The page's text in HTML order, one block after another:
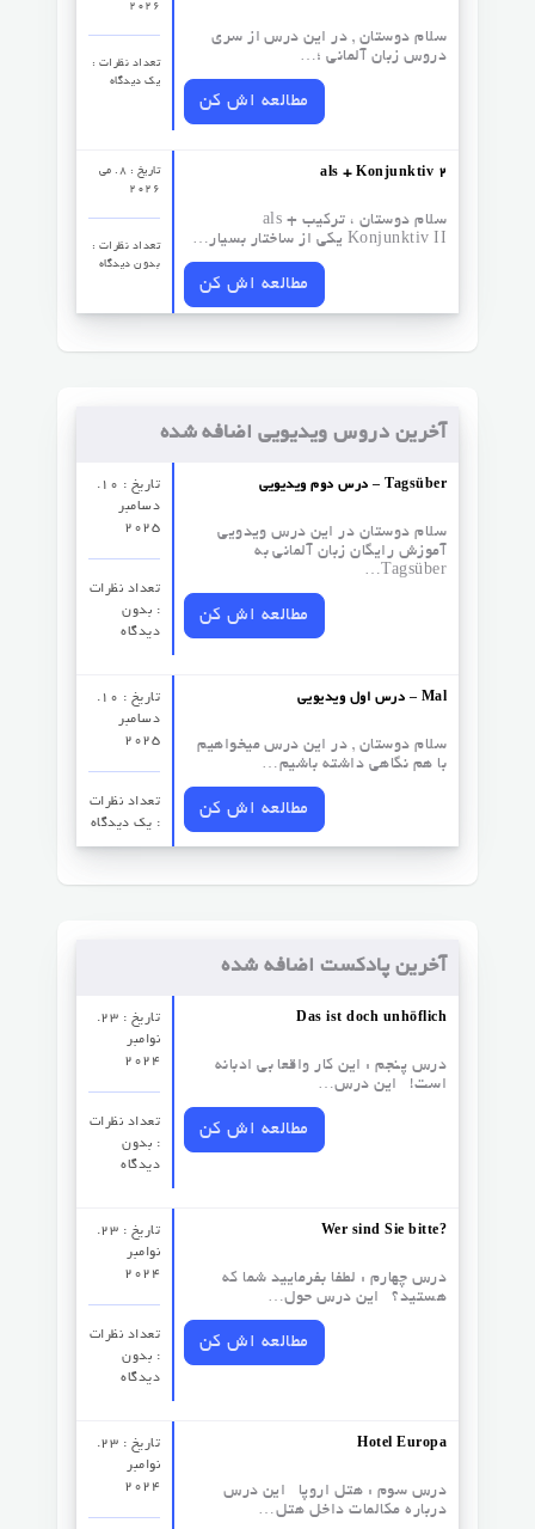
2026
تعداد نظرات‌ :
یک دیدگاه
سلام دوستان , در این درس از سری
دروس زبان آلمانی ؛…
مطالعه اش کن
تاریخ : 8. می
2026
تعداد نظرات‌ :
بدون دیدگاه
als + Konjunktiv 2
سلام دوستان ، ترکیب als +
Konjunktiv II یکی از ساختار بسیار…
مطالعه اش کن
آخرین دروس ویدیویی اضافه شده
تاریخ : 10.
دسامبر
2025
تعداد نظرات‌
: بدون
دیدگاه
درس دوم ویدیویی – Tagsüber
سلام دوستان در این درس ویدویی
آموزش رایگان زبان آلمانی به
Tagsüber…
مطالعه اش کن
تاریخ : 10.
دسامبر
2025
تعداد نظرات‌
: یک دیدگاه
درس اول ویدیویی – Mal
سلام دوستان , در این درس میخواهیم
با هم نگاهی داشته باشیم…
مطالعه اش کن
آخرین پادکست اضافه شده
تاریخ : 23.
نوامبر
2024
تعداد نظرات‌
: بدون
دیدگاه
Das ist doch unhöflich
درس پنجم : این کار واقعا بی ادبانه
است! این درس…
مطالعه اش کن
تاریخ : 23.
نوامبر
2024
تعداد نظرات‌
: بدون
دیدگاه
Wer sind Sie bitte?
درس چهارم : لطفا بفرمایید شما که
هستید؟ این درس حول…
مطالعه اش کن
تاریخ : 23.
نوامبر
2024
Hotel Europa
درس سوم :‌ هتل اروپا این درس
درباره مکالمات داخل هتل…